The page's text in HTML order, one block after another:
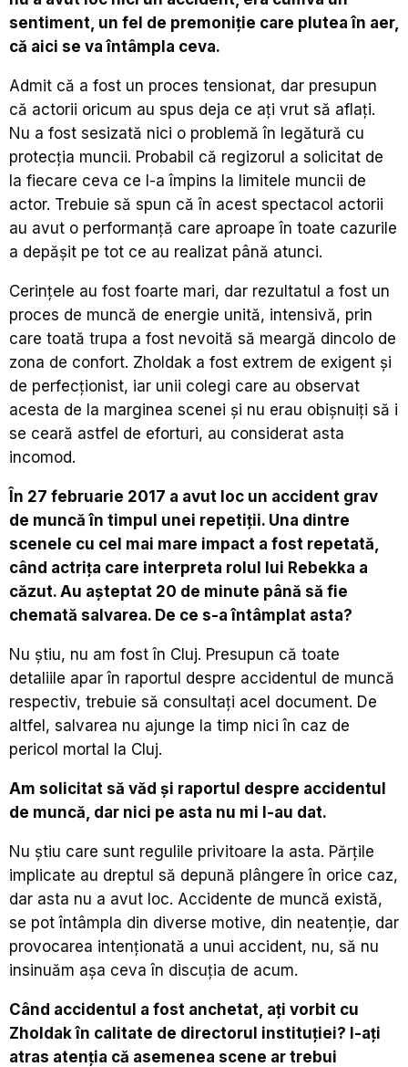
sentiment, un fel de premoniție care plutea în aer,
că aici se va întâmpla ceva.
Admit că a fost un proces tensionat, dar presupun
că actorii oricum au spus deja ce ați vrut să aflați.
Nu a fost sesizată nici o problemă în legătură cu
protecția muncii. Probabil că regizorul a solicitat de
la fiecare ceva ce l-a împins la limitele muncii de
actor. Trebuie să spun că în acest spectacol actorii
au avut o performanță care aproape în toate cazurile
a depășit pe tot ce au realizat până atunci.
Cerințele au fost foarte mari, dar rezultatul a fost un
proces de muncă de energie unită, intensivă, prin
care toată trupa a fost nevoită să meargă dincolo de
zona de confort. Zholdak a fost extrem de exigent și
de perfecționist, iar unii colegi care au observat
acesta de la marginea scenei și nu erau obișnuiți să i
se ceară astfel de eforturi, au considerat asta
incomod.
În 27 februarie 2017 a avut loc un accident grav
de muncă în timpul unei repetiții. Una dintre
scenele cu cel mai mare impact a fost repetată,
când actrița care interpreta rolul lui Rebekka a
căzut. Au aşteptat 20 de minute până să fie
chemată salvarea. De ce s-a întâmplat asta?
Nu știu, nu am fost în Cluj. Presupun că toate
detaliile apar în raportul despre accidentul de muncă
respectiv, trebuie să consultați acel document. De
altfel, salvarea nu ajunge la timp nici în caz de
pericol mortal la Cluj.
Am solicitat să văd și raportul despre accidentul
de muncă, dar nici pe asta nu mi l-au dat.
Nu știu care sunt regulile privitoare la asta. Părțile
implicate au dreptul să depună plângere în orice caz,
dar asta nu a avut loc. Accidente de muncă există,
se pot întâmpla din diverse motive, din neatenție, dar
provocarea intenționată a unui accident, nu, să nu
insinuăm așa ceva în discuția de acum.
Când accidentul a fost anchetat, ați vorbit cu
Zholdak în calitate de directorul instituției? I-ați
atras atenția că asemenea scene ar trebui